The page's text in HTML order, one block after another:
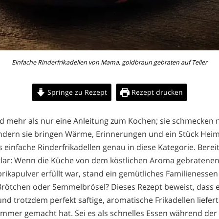
Einfache Rinderfrikadellen von Mama, goldbraun gebraten auf Teller
Springe zu Rezept Rezept drucken
mehr als nur eine Anleitung zum Kochen; sie schmecken
sie bringen Wärme, Erinnerungen und ein Stück
einfache Rinderfrikadellen genau in diese Kategorie.
Wenn die Küche von dem köstlichen Aroma
erfüllt war, stand ein gemütliches
oder Semmelbrösel? Dieses Rezept beweist, dass
trotzdem perfekt saftige, aromatische Frikadellen liefert
gemacht hat. Sei es als schnelles Essen während der